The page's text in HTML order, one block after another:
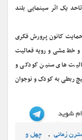
یک اثر سینمایی بلند
کانون پرورش فکری
و خط مشی و رویه فعالیت
های سنین کودکی و
ربطی به کودک و نوجوان
زمانی ,
چهل و